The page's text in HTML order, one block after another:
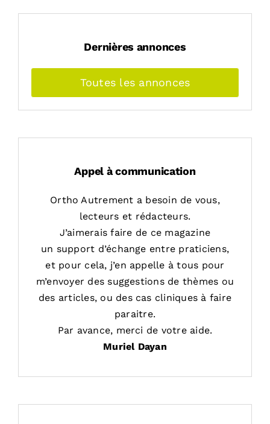
Dernières annonces
Toutes les annonces
Appel à communication
Ortho Autrement a besoin de vous,
lecteurs et rédacteurs.
J’aimerais faire de ce magazine
un support d’échange entre praticiens,
et pour cela, j’en appelle à tous pour
m’envoyer des suggestions de thèmes ou
des articles, ou des cas cliniques à faire
paraitre.
Par avance, merci de votre aide.
Muriel Dayan